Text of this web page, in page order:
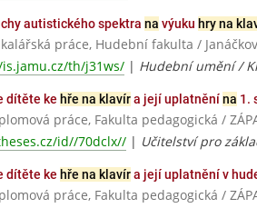
autistického spektra na výuku hry na
práce, Hudební fakulta /
th/j31ws/ | Hudební umění /
dítěte ke hře na klavíra její uplatněnína 1.
práce, Fakulta pedagogická /
id//70dclx// | Učitelství pro
dítěte ke hře na klavíra její uplatnění v
práce, Fakulta pedagogická /